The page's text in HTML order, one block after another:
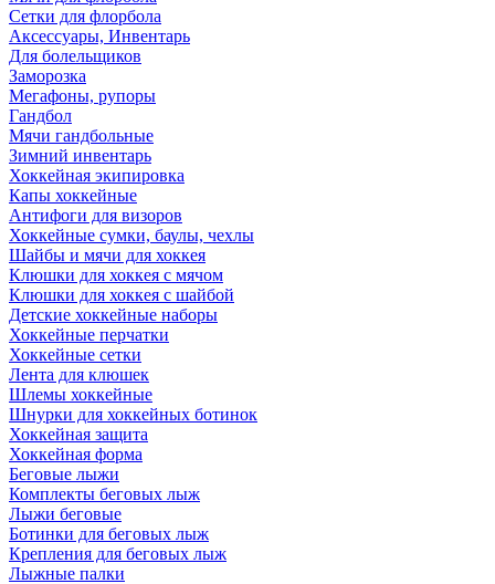
Сетки для флорбола
Аксессуары, Инвентарь
Для болельщиков
Заморозка
Мегафоны, рупоры
Гандбол
Мячи гандбольные
Зимний инвентарь
Хоккейная экипировка
Капы хоккейные
Антифоги для визоров
Хоккейные сумки, баулы, чехлы
Шайбы и мячи для хоккея
Клюшки для хоккея с мячом
Клюшки для хоккея с шайбой
Детские хоккейные наборы
Хоккейные перчатки
Хоккейные сетки
Лента для клюшек
Шлемы хоккейные
Шнурки для хоккейных ботинок
Хоккейная защита
Хоккейная форма
Беговые лыжи
Комплекты беговых лыж
Лыжи беговые
Ботинки для беговых лыж
Крепления для беговых лыж
Лыжные палки